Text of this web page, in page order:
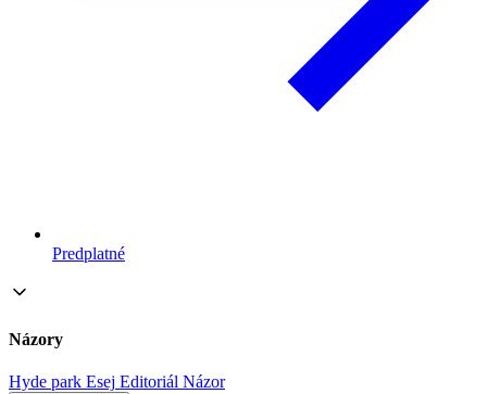
Predplatné
Názory
Hyde park Esej Editoriál Názor